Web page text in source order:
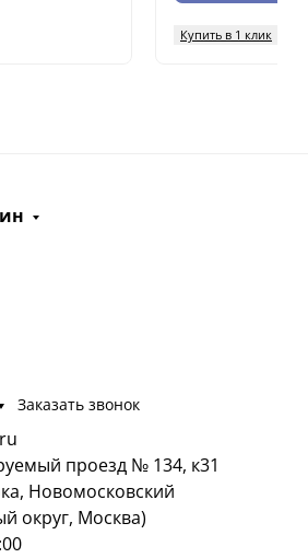
Купить в 1 клик
Заказать звонок
проезд № 134, к31
Новомосковский
округ, Москва)